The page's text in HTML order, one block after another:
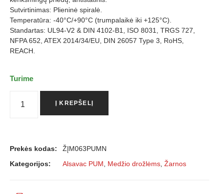
Sutvirtinimas: Plieninė spiralė.
Temperatūra: -40°C/+90°C (trumpalaikė iki +125°C).
Standartas: UL94-V2 & DIN 4102-B1, ISO 8031, TRGS 727,
NFPA 652, ATEX 2014/34/EU, DIN 26057 Type 3, RoHS,
REACH.
Turime
Į KREPŠELĮ
Prekės kodas:
ŽĮM063PUMN
Kategorijos:
Alsavac PUM Medžio drožlėms Žarnos